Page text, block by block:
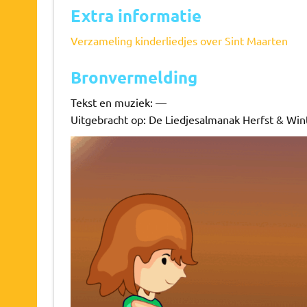
Extra informatie
Verzameling kinderliedjes over Sint Maarten
Bronvermelding
Tekst en muziek: —
Uitgebracht op: De Liedjesalmanak Herfst &